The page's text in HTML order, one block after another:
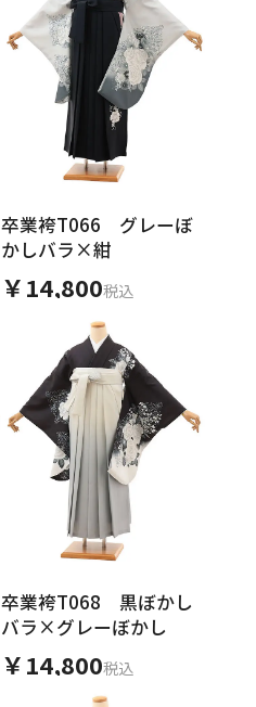
卒業袴T066 グレーぼ
かしバラ×紺
￥14,800税込
卒業袴T068 黒ぼかし
バラ×グレーぼかし
￥14,800税込